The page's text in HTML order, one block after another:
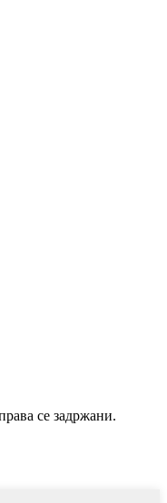
се задржани.